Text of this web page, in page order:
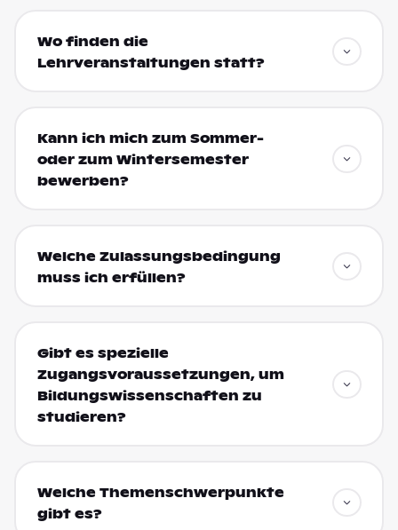
Wo finden die
Lehrveranstaltungen statt?
Kann ich mich zum Sommer-
oder zum Wintersemester
bewerben?
Welche Zulassungsbedingung
muss ich erfüllen?
Gibt es spezielle
Zugangsvoraussetzungen, um
Bildungswissenschaften zu
studieren?
Welche Themenschwerpunkte
gibt es?